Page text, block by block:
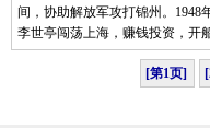
间，协助解放军攻打锦州。1948
李世亭闯荡上海，赚钱投资，
[第1页]